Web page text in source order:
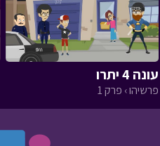
עונה 4 יתרו
פרשיהו › פרק 1
‹